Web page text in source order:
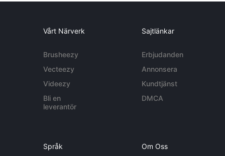
Vårt Närverk
Brusheezy
Vecteezy
Videezy
Bli en
leverantör
Sajtlänkar
Erbjudanden
Annonsera
Kundtjänst
DMCA
Språk Om Oss